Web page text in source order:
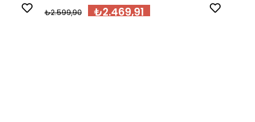
₺2.469,91
₺2.599,90